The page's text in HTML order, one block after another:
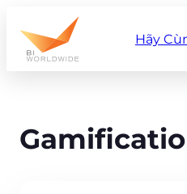
content
Hãy